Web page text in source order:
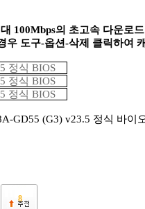
100Mbps의 초고속 다운로
도구-옵션-삭제 클릭하여
정식 BIOS
정식 BIOS
정식 BIOS
GD55 (G3) v23.5 정식 바이
8